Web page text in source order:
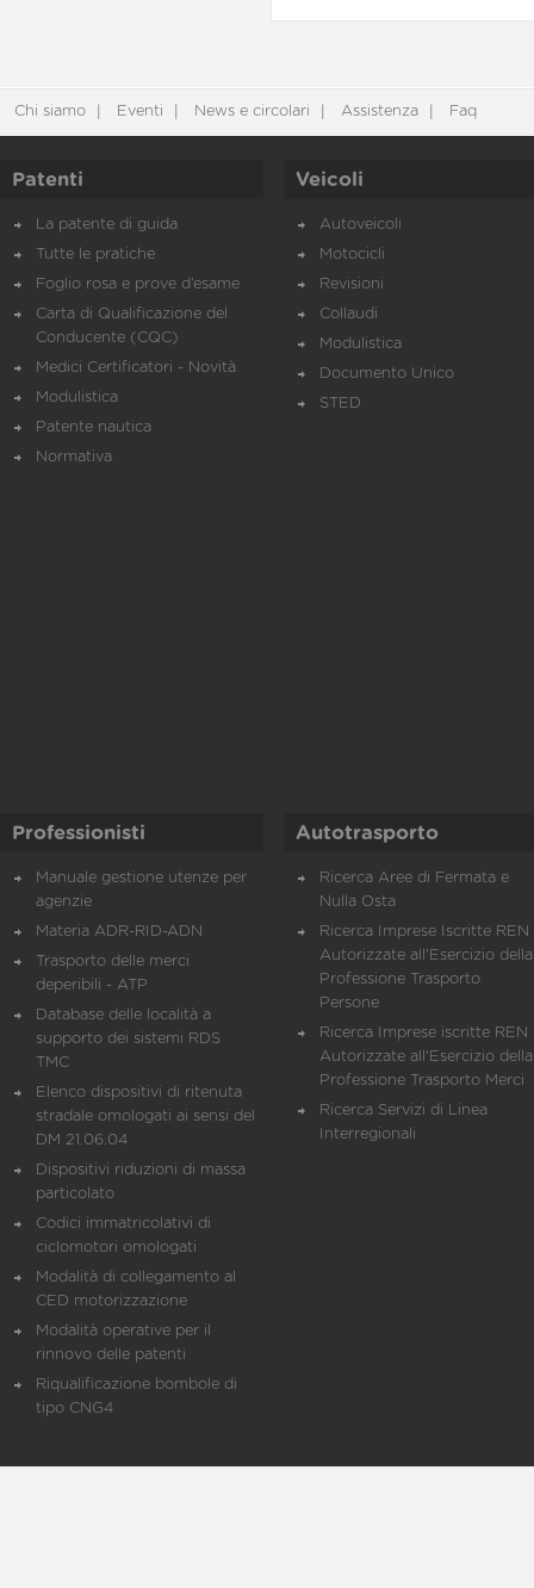
Chi siamo Eventi News e circolari Assistenza Faq
Patenti
La patente di guida
Tutte le pratiche
Foglio rosa e prove d’esame
Carta di Qualificazione del
Conducente (CQC)
Medici Certificatori - Novità
Modulistica
Patente nautica
Normativa
Veicoli
Autoveicoli
Motocicli
Revisioni
Collaudi
Modulistica
Documento Unico
STED
Professionisti
Manuale gestione utenze per
agenzie
Materia ADR-RID-ADN
Trasporto delle merci
deperibili - ATP
Database delle località a
supporto dei sistemi RDS
TMC
Elenco dispositivi di ritenuta
stradale omologati ai sensi del
DM 21.06.04
Dispositivi riduzioni di massa
particolato
Codici immatricolativi di
ciclomotori omologati
Modalità di collegamento al
CED motorizzazione
Modalità operative per il
rinnovo delle patenti
Riqualificazione bombole di
tipo CNG4
Autotrasporto
Ricerca Aree di Fermata e
Nulla Osta
Ricerca Imprese Iscritte REN
Autorizzate all'Esercizio della
Professione Trasporto
Persone
Ricerca Imprese iscritte REN
Autorizzate all'Esercizio della
Professione Trasporto Merci
Ricerca Servizi di Linea
Interregionali